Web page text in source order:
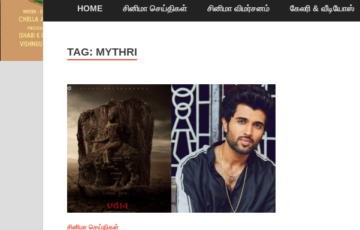
HOME சினிமா செய்திகள் சினிமா விமர்சனம் கேலரி & வீடியோஸ்
TAG: MYTHRI
சினிமா செய்திகள்